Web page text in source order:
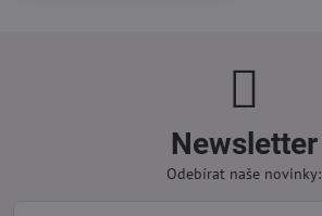
Newsletter
Odebírat naše novinky: